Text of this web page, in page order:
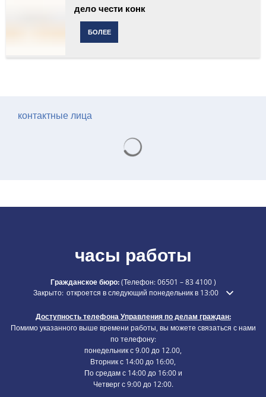
дело чести конк
БОЛЕЕ
контактные лица
часы работы
Гражданское бюро:(Телефон:06501 – 83 4100)
Нажмите, чтобы скрыть дополнительное время открытия или
Закрыто: откроется в следующий понедельник в 13:00
Доступность телефона Управления по делам граждан:
Помимо указанного выше времени работы, вы можете связаться с нами
по телефону:
понедельник с 9.00 до 12.00,
Вторник с 14:00 до 16:00,
По средам с 14:00 до 16:00 и
Четверг с 9:00 до 12:00.